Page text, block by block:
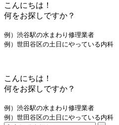
こんにちは！
何をお探しですか？
例）渋谷駅の水まわり修理業者
例）世田谷区の土日にやっている内科
こんにちは！
何をお探しですか？
例）渋谷駅の水まわり修理業者
例）世田谷区の土日にやっている内科